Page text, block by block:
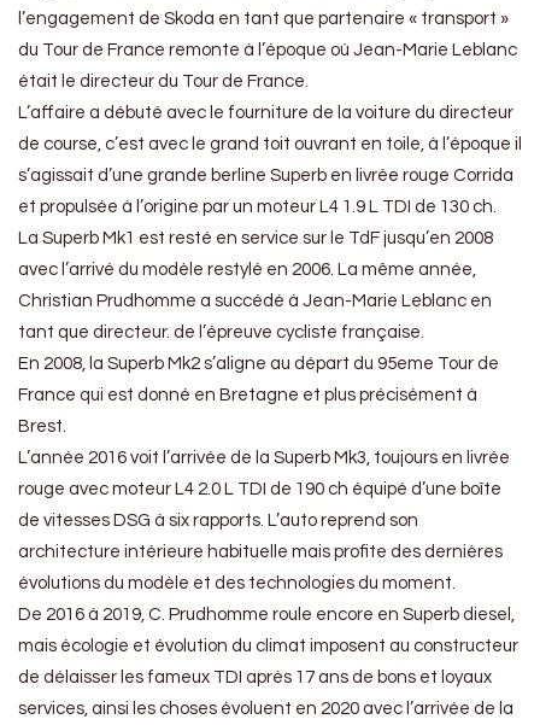
l’engagement de Skoda en tant que partenaire « transport »
du Tour de France remonte à l’époque où Jean-Marie Leblanc
était le directeur du Tour de France.
L’affaire a débuté avec le fourniture de la voiture du directeur
de course, c’est avec le grand toit ouvrant en toile, à l’époque il
s’agissait d’une grande berline Superb en livrée rouge Corrida
et propulsée à l’origine par un moteur L4 1.9 L TDI de 130 ch.
La Superb Mk1 est resté en service sur le TdF jusqu’en 2008
avec l’arrivé du modèle restylé en 2006. La même année,
Christian Prudhomme a succédé à Jean-Marie Leblanc en
tant que directeur. de l’épreuve cycliste française.
En 2008, la Superb Mk2 s’aligne au départ du 95eme Tour de
France qui est donné en Bretagne et plus précisément à
Brest.
L’année 2016 voit l’arrivée de la Superb Mk3, toujours en livrée
rouge avec moteur L4 2.0 L TDI de 190 ch équipé d’une boîte
de vitesses DSG à six rapports. L’auto reprend son
architecture intérieure habituelle mais profite des dernières
évolutions du modèle et des technologies du moment.
De 2016 à 2019, C. Prudhomme roule encore en Superb diesel,
mais écologie et évolution du climat imposent au constructeur
de délaisser les fameux TDI après 17 ans de bons et loyaux
services, ainsi les choses évoluent en 2020 avec l’arrivée de la